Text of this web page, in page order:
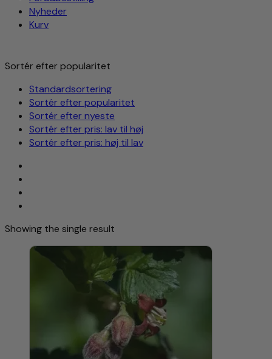
Nyheder
Kurv
Sortér efter popularitet
Standardsortering
Sortér efter popularitet
Sortér efter nyeste
Sortér efter pris: lav til høj
Sortér efter pris: høj til lav
Showing the single result